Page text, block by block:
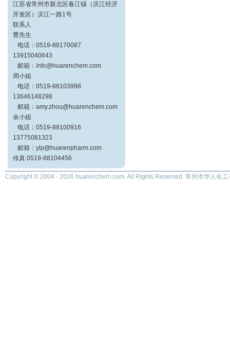
江苏省常州市新北区春江镇（滨江经济
开发区）滨江一路1号
联系人
曹先生
电话：0519-88170087
13915040643
邮箱：info@huarenchem.com
周小姐
电话：0519-88103998
13646148298
邮箱：amy.zhou@huarenchem.com
余小姐
电话：0519-88100916
13775081323
邮箱：ylp@huarenpharm.com
传真 0519-88104456
Copyright © 2004 - 2026 huarenchem.com. All Rights Reserved. 常州市华人化工